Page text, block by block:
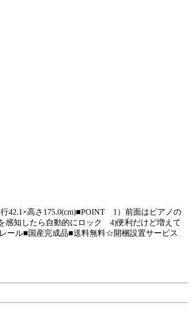
42.1×高さ175.0(cm)■POINT 1）前面はピアノの
感知したら自動的にロック 4)便利だけど増えて
ール■国産完成品■送料無料☆開梱設置サービス